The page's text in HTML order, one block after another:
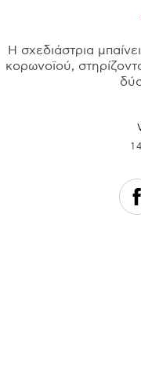
Η σχεδιάστρια
κορωνοϊού,